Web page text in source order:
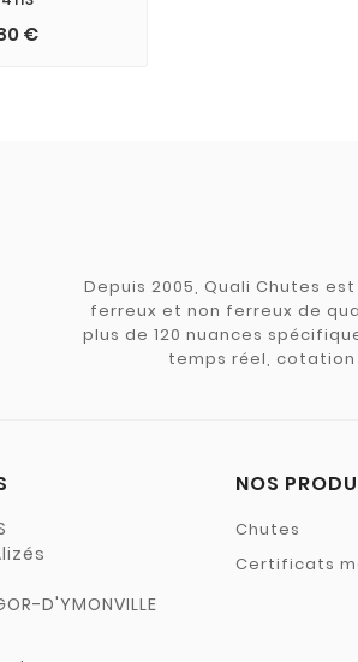
€
Depuis 2005, Quali Chutes
ferreux et non ferreux de
plus de 120 nuances
temps réel,
D'YMONVILLE
NOS
Chutes
Certificats